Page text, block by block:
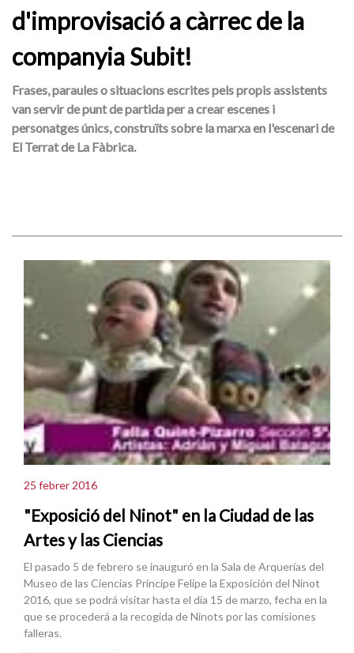
d'improvisació a càrrec de la
companyia Subit!
Frases, paraules o situacions escrites pels propis assistents
van servir de punt de partida per a crear escenes i
personatges únics, construïts sobre la marxa en l'escenari de
El Terrat de La Fàbrica.
25 febrer 2016
"Exposició del Ninot" en la Ciudad de las
Artes y las Ciencias
El pasado 5 de febrero se inauguró en la Sala de Arquerías del
Museo de las Ciencias Príncipe Felipe la Exposición del Ninot
2016, que se podrá visitar hasta el día 15 de marzo, fecha en la
que se procederá a la recogida de Ninots por las comisiones
falleras.